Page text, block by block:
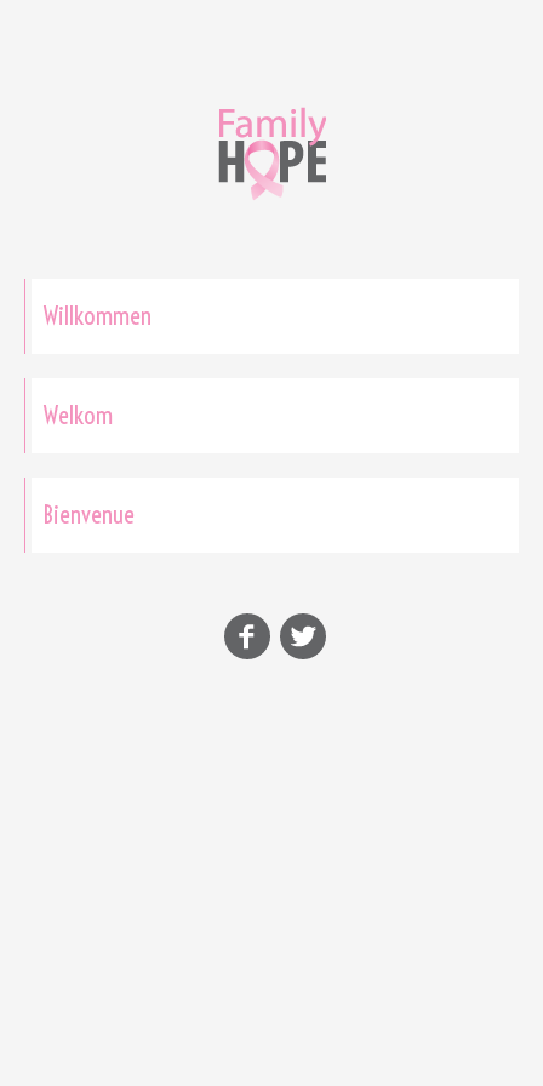
Willkommen
Welkom
Bienvenue